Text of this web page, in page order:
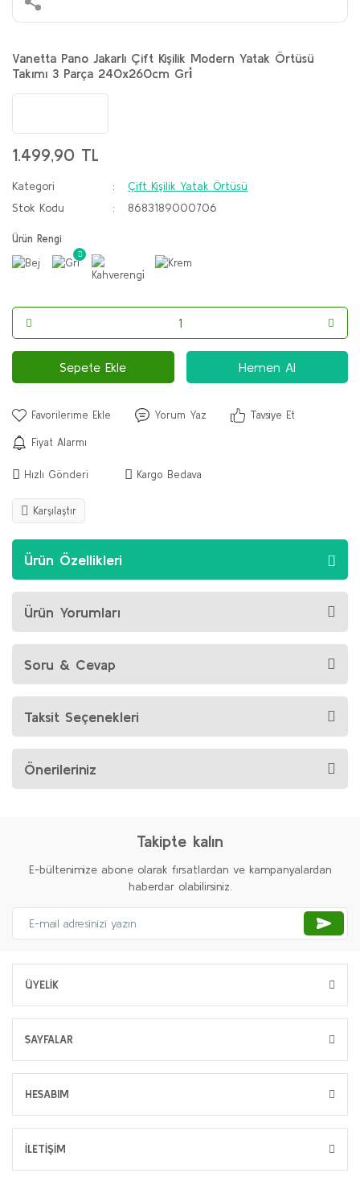
Vanetta Pano Jakarlı Çift Kişilik Modern Yatak Örtüsü
Takımı 3 Parça 240x260cm Gri̇
1.499,90 TL
Kategori
Çift Kişilik Yatak Örtüsü
Stok Kodu
8683189000706
Ürün Rengi
Sepete Ekle Hemen Al
Yorum Yaz Tavsiye Et
Fiyat Alarmı
Hızlı Gönderi Kargo Bedava
Karşılaştır
Ürün Özellikleri
Ürün Yorumları
Soru & Cevap
Taksit Seçenekleri
Önerileriniz
Takipte kalın
E-bültenimize abone olarak fırsatlardan ve kampanyalardan
haberdar olabilirsiniz.
ÜYELİK
SAYFALAR
HESABIM
İLETİŞİM